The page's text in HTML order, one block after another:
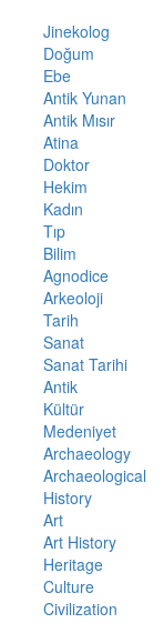
Jinekolog
Doğum
Ebe
Antik Yunan
Antik Mısır
Atina
Doktor
Hekim
Kadın
Tıp
Bilim
Agnodice
Arkeoloji
Tarih
Sanat
Sanat Tarihi
Antik
Kültür
Medeniyet
Archaeology
Archaeological
History
Art
Art History
Heritage
Culture
Civilization